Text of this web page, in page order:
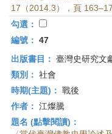
17（2014.3），頁
勾選：
編號： 47
出版書目： 臺灣史研究文
類別： 社會
時期(主題)： 戰後
作者： 江燦騰
題名 (點擊閱讀)：